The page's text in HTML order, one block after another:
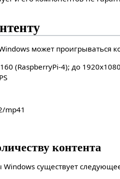
может проигрываться
(RaspberryPi-4); до
mp41
контента
существует